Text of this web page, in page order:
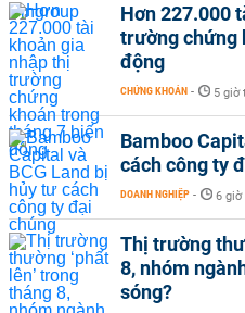
Hơn 227.000
trường chứng
động
CHỨNG KHOÁN - 5 giờ
Bamboo
cách công ty
DOANH NGHIỆP - 6
Thị trường
8, nhóm
sóng?